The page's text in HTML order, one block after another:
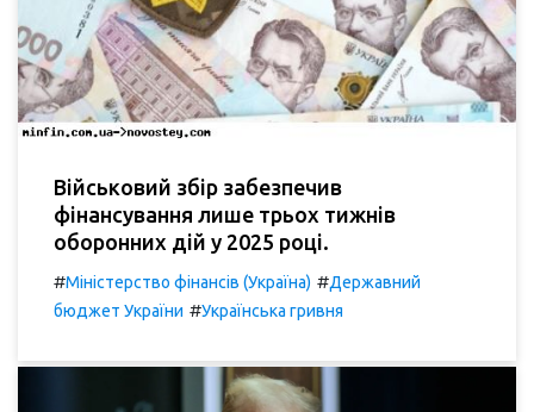
Військовий збір забезпечив
фінансування лише трьох тижнів
оборонних дій у 2025 році.
#Міністерство фінансів (Україна) #Державний
бюджет України #Українська гривня